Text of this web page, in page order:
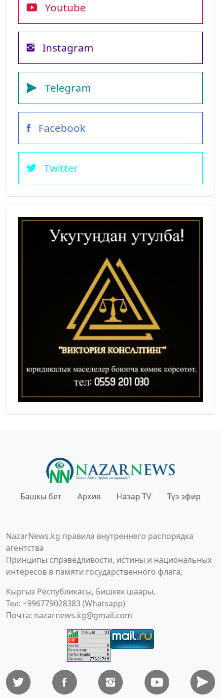
Youtube
Instagram
Telegram
Facebook
Twitter
Башкы бет Архив Назар TV Түз эфир
NazarNews.kg правила внутреннего распорядка
агентства
Принципы справедливости, истины и национальных
интересов в памяти государственного флага;
Кыргыз Республикасы, Бишкек шаары,
Тел: +996779028383 (Whatsapp)
Почта: nazarnews.kg@gmail.com